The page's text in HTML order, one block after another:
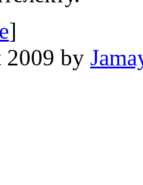
]
by